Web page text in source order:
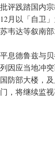
评践踏国内
月以「自卫
韦达等叙南
息德鲁兹与
因应当地冲
防部大楼，
，将继续监